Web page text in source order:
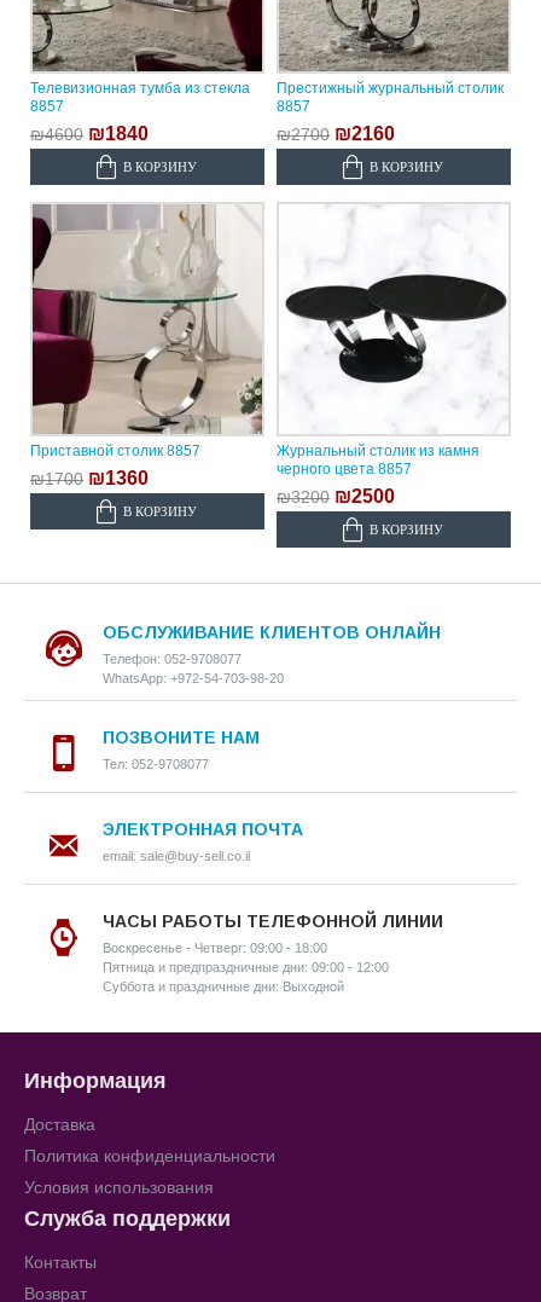
Телевизионная тумба из стекла
8857
₪4600 ₪1840
В КОРЗИНУ
Престижный журнальный столик
8857
₪2700 ₪2160
В КОРЗИНУ
Приставной столик 8857
₪1700 ₪1360
В КОРЗИНУ
Журнальный столик из камня
черного цвета 8857
₪3200 ₪2500
В КОРЗИНУ
ОБСЛУЖИВАНИЕ КЛИЕНТОВ ОНЛАЙН
Телефон: 052-9708077
WhatsApp: +972-54-703-98-20
ПОЗВОНИТЕ НАМ
Тел: 052-9708077
ЭЛЕКТРОННАЯ ПОЧТА
email: sale@buy-sell.co.il
ЧАСЫ РАБОТЫ ТЕЛЕФОННОЙ ЛИНИИ
Воскресенье - Четверг: 09:00 - 18:00
Пятница и предпраздничные дни: 09:00 - 12:00
Суббота и праздничные дни: Выходной
Информация
Доставка
Политика конфиденциальности
Условия использования
Служба поддержки
Контакты
Возврат